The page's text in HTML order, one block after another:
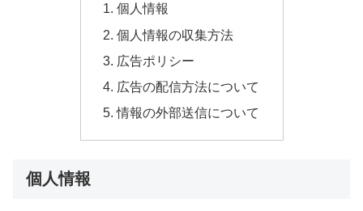
個人情報
個人情報の収集方法
広告ポリシー
広告の配信方法について
情報の外部送信について
個人情報